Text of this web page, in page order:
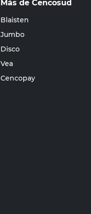
Más de Cencosud
Blaisten
Jumbo
Disco
Vea
Cencopay